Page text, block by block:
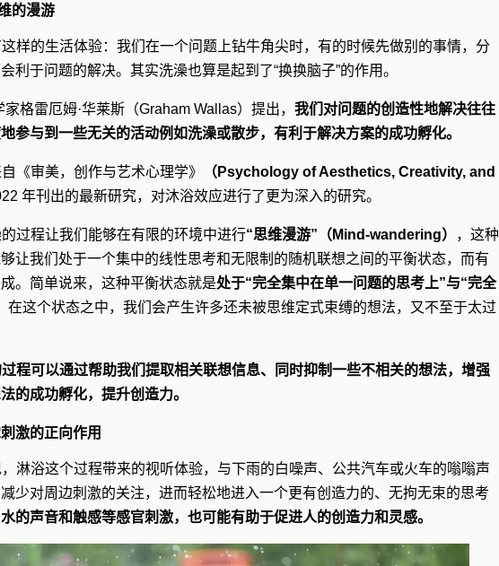
的漫游
样的生活体验：我们在一个问题上钻牛角尖时，有的时候先做别的事情，分
利于问题的解决。其实洗澡也算是起到了“换换脑子”的作用。
格雷厄姆·华莱斯（Graham Wallas）提出， 我们对问题的创造性地解决往往
参与到一些无关的活动例如洗澡或散步，有利于解决方案的成功孵化。
《审美，创作与艺术心理学》
（Psychology of Aesthetics, Creativity, and
年刊出的最新研究，对沐浴效应进行了更为深入的研究。
过程让我们能够在有限的环境中进行“思维漫游”（Mind-wandering）
，这种
让我们处于一个集中的线性思考和无限制的随机联想之间的平衡状态，而有
。简单说来，这种平衡状态就是处于“完全集中在单一问题的思考上”与“完全
在这个状态之中，我们会产生许多还未被思维定式束缚的想法，又不至于太过
程可以通过帮助我们提取相关联想信息、同时抑制一些不相关的想法，增强
的成功孵化，提升创造力。
激的正向作用
淋浴这个过程带来的视听体验，与下雨的白噪声、公共汽车或火车的嗡嗡声
少对周边刺激的关注，进而轻松地进入一个更有创造力的、无拘无束的思考
水的声音和触感等感官刺激，也可能有助于促进人的创造力和灵感。